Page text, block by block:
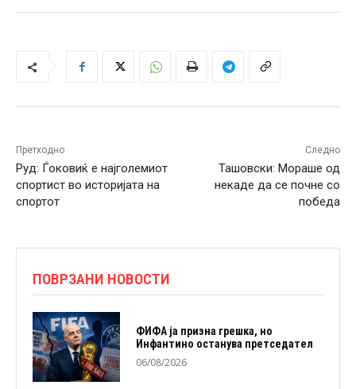
Претходно
Руд: Ѓоковиќ е најголемиот
спортист во историјата на
спортот
Следно
Ташовски: Мораше од
некаде да се почне со
победа
ПОВРЗАНИ НОВОСТИ
ФИФА ја призна грешка, но
Инфантино останува претседател
06/08/2026